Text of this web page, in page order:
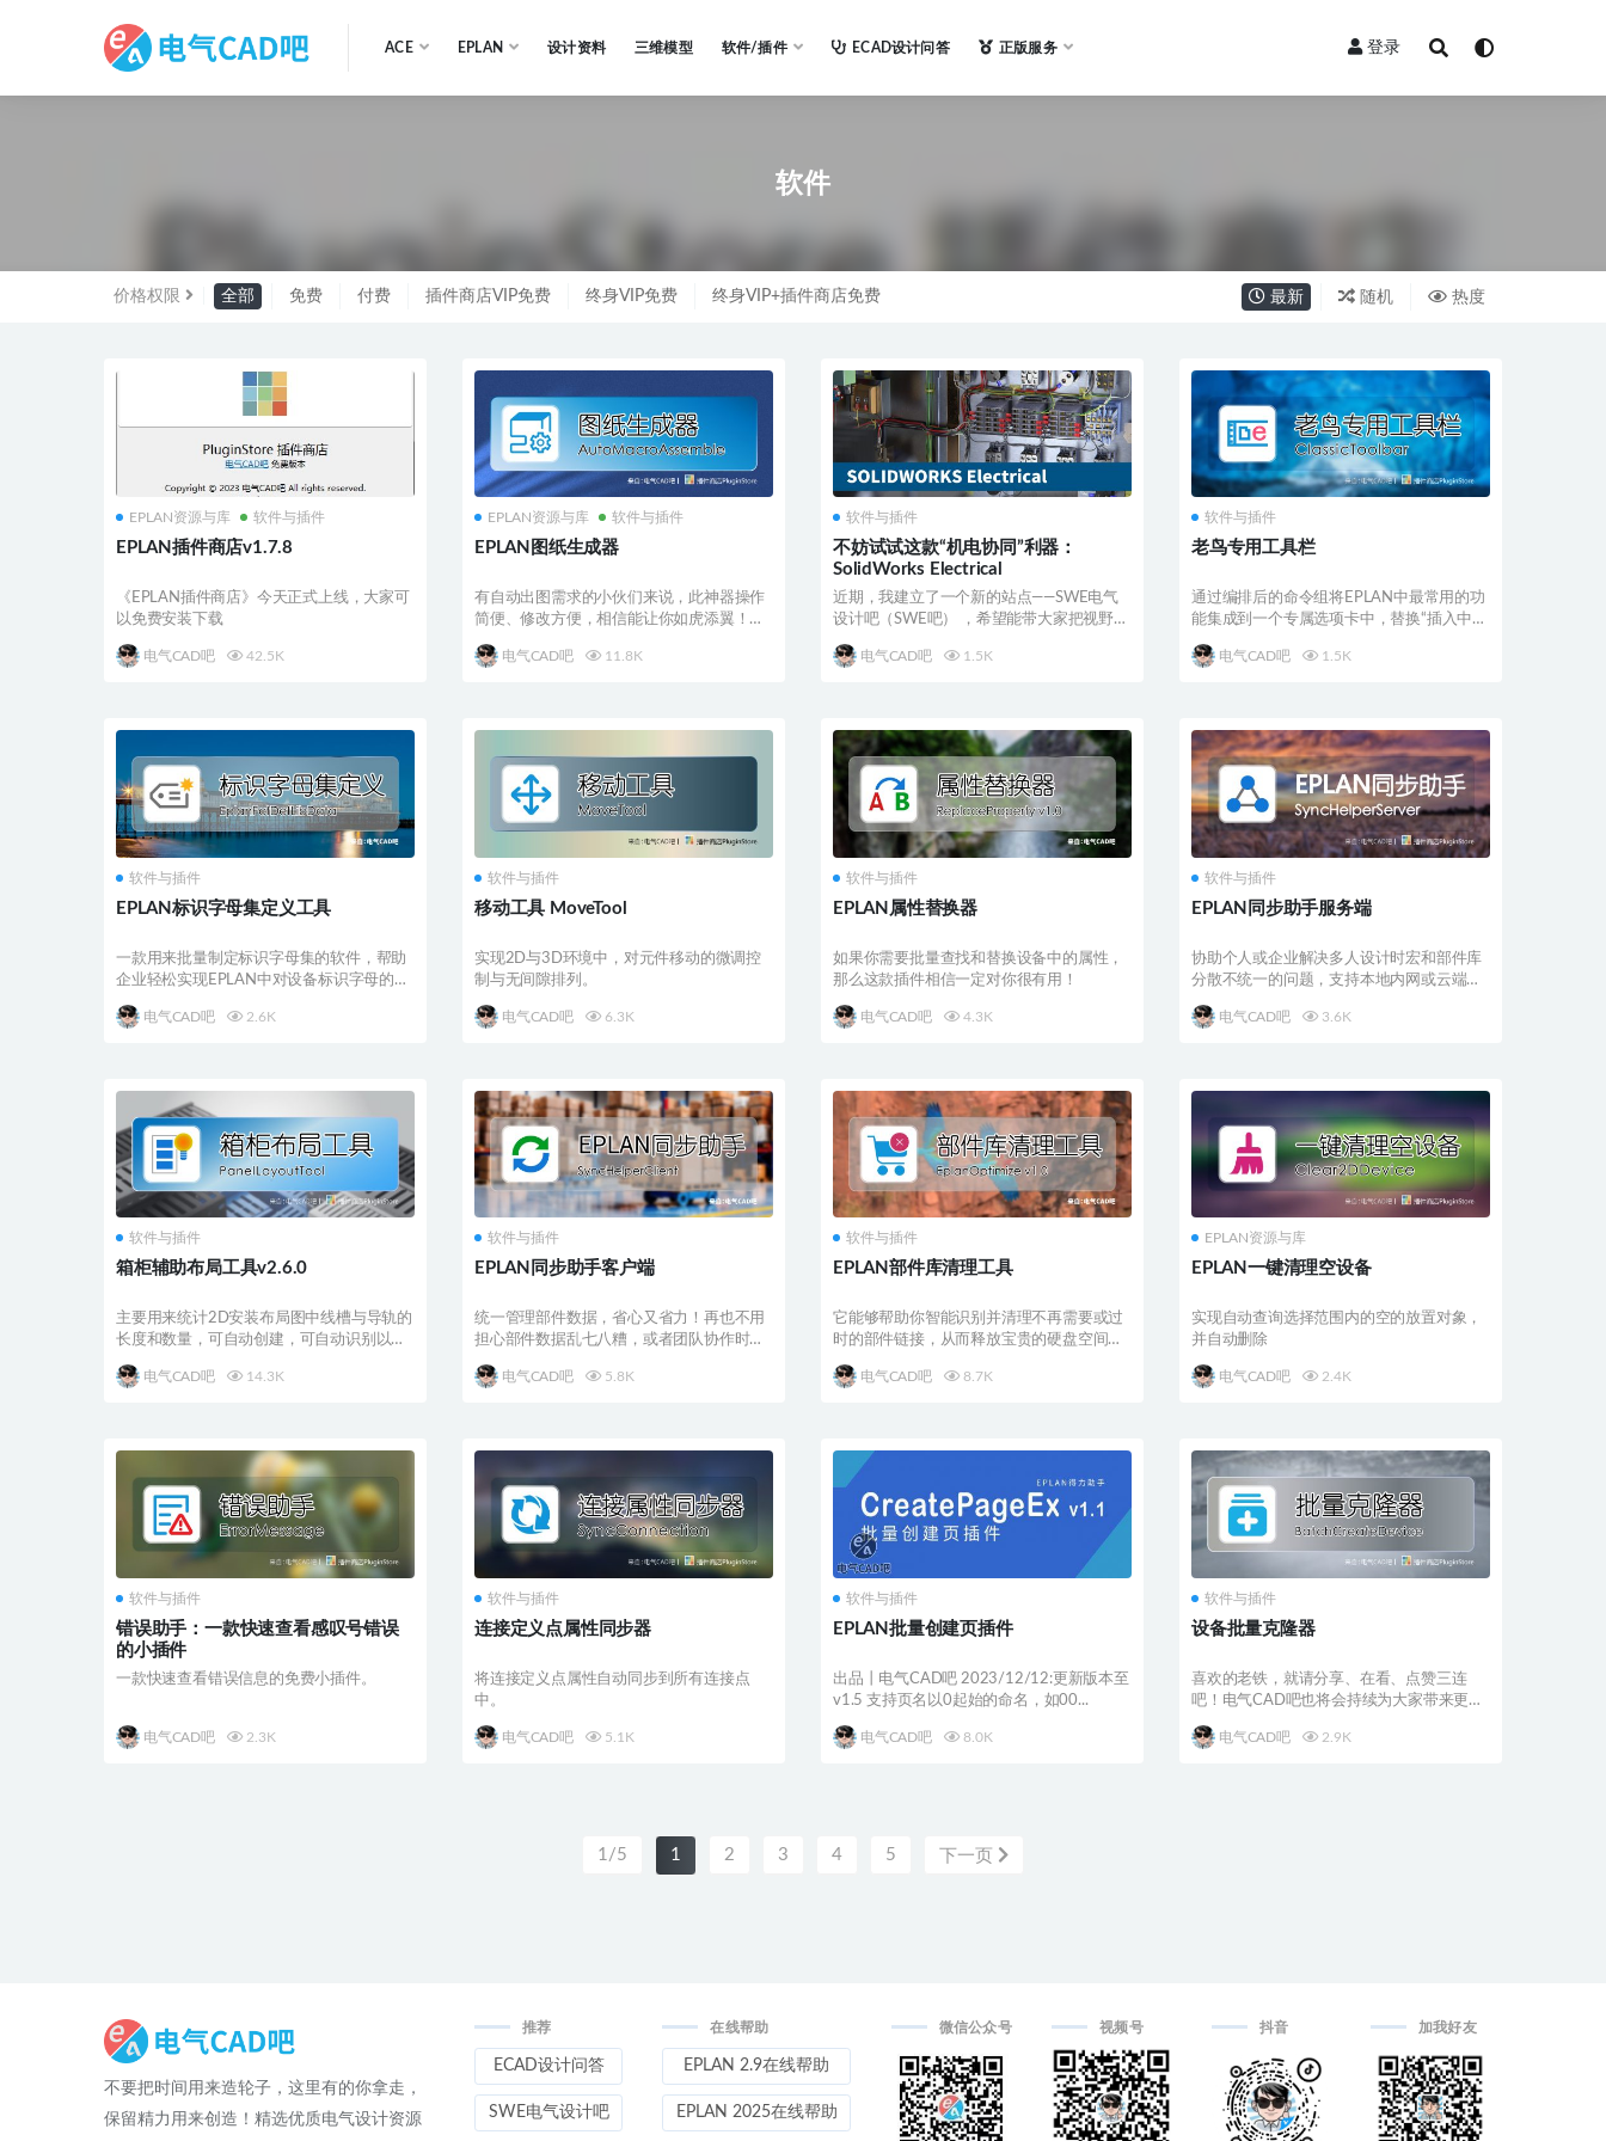
ACE EPLAN 设计资料 三维模型 软件/插件 ECAD设计问答 正版服务 登录
软件
价格权限 全部 免费 付费 插件商店VIP免费 终身VIP免费 终身VIP+插件商店免费 最新 随机 热度
EPLAN资源与库 软件与插件
EPLAN插件商店v1.7.8
《EPLAN插件商店》今天正式上线，大家可
以免费安装下载
电气CAD吧 42.5K
EPLAN资源与库 软件与插件
EPLAN图纸生成器
有自动出图需求的小伙们来说，此神器操作
简便、修改方便，相信能让你如虎添翼！效
电气CAD吧
11.8K
软件与插件
不妨试试这款“机电协同”利器：
SolidWorks Electrical
近期，我建立了一个新的站点——SWE电气
设计吧（SWE吧） ，希望能带大家把视野拓
电气CAD吧
1.5K
软件与插件
老鸟专用工具栏
通过编排后的命令组将EPLAN中最常用的功
能集成到一个专属选项卡中，替换“插入中
电气CAD吧
1.5K
软件与插件
EPLAN标识字母集定义工具
一款用来批量制定标识字母集的软件，帮助
企业轻松实现EPLAN中对设备标识字母的标
电气CAD吧
2.6K
软件与插件
移动工具 MoveTool
实现2D与3D环境中，对元件移动的微调控
制与无间隙排列。
电气CAD吧 6.3K
软件与插件
EPLAN属性替换器
如果你需要批量查找和替换设备中的属性，
那么这款插件相信一定对你很有用！
电气CAD吧 4.3K
软件与插件
EPLAN同步助手服务端
协助个人或企业解决多人设计时宏和部件库
分散不统一的问题，支持本地内网或云端服
电气CAD吧
3.6K
软件与插件
箱柜辅助布局工具v2.6.0
主要用来统计2D安装布局图中线槽与导轨的
长度和数量，可自动创建，可自动识别以矩
电气CAD吧
14.3K
软件与插件
EPLAN同步助手客户端
统一管理部件数据，省心又省力！再也不用
担心部件数据乱七八糟，或者团队协作时数
电气CAD吧
5.8K
软件与插件
EPLAN部件库清理工具
它能够帮助你智能识别并清理不再需要或过
时的部件链接，从而释放宝贵的硬盘空间，
电气CAD吧
8.7K
EPLAN资源与库
EPLAN一键清理空设备
实现自动查询选择范围内的空的放置对象，
并自动删除
电气CAD吧 2.4K
软件与插件
错误助手：一款快速查看感叹号错误
的小插件
一款快速查看错误信息的免费小插件。
电气CAD吧 2.3K
软件与插件
连接定义点属性同步器
将连接定义点属性自动同步到所有连接点
中。
电气CAD吧 5.1K
软件与插件
EPLAN批量创建页插件
出品丨电气CAD吧 2023/12/12:更新版本至
v1.5 支持页名以0起始的命名，如00...
电气CAD吧 8.0K
软件与插件
设备批量克隆器
喜欢的老铁，就请分享、在看、点赞三连
吧！电气CAD吧也将会持续为大家带来更多
电气CAD吧
2.9K
1/5 1 2 3 4 5 下一页
不要把时间用来造轮子，这里有的你拿走，
保留精力用来创造！精选优质电气设计资源
推荐
ECAD设计问答
SWE电气设计吧
在线帮助
EPLAN 2.9在线帮助
EPLAN 2025在线帮助
微信公众号 视频号 抖音 加我好友